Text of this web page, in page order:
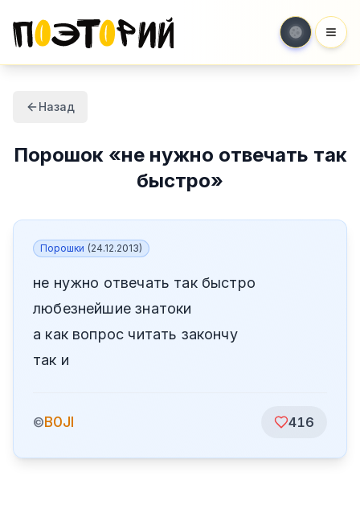
Назад
Порошок«не нужно отвечать так
быстро»
Порошки (24.12.2013)
не нужно отвечать так быстро
любезнейшие знатоки
а как вопрос читать закончу
так и
©B0JI 416